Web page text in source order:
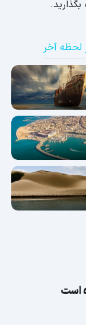
لحظه آخر
است